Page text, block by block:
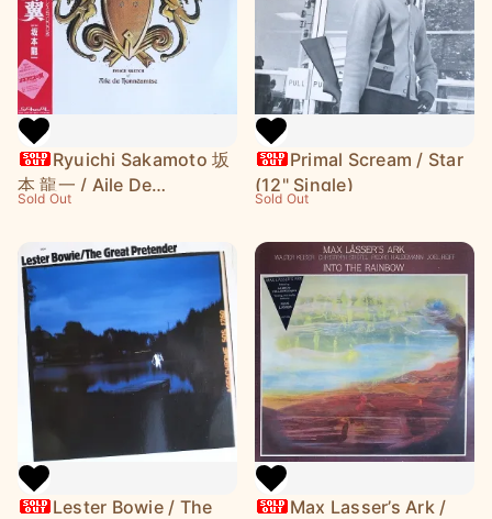
Ryuichi Sakamoto 坂
本 龍一 / Aile De
Honneamise オネアミス
(12" Single)
Sold Out
Primal Scream / Star
(12" Single)
Sold Out
Lester Bowie / The
Max Lasser’s Ark /